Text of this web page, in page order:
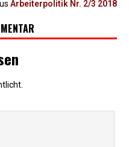
Arbeiterpolitik Nr. 2/3 2018